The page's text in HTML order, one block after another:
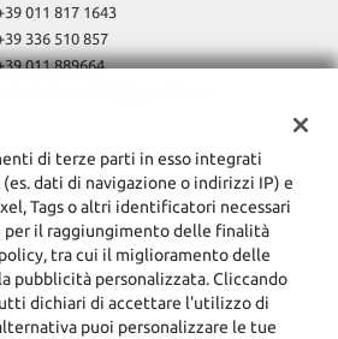
011 817 1643
336 510 857
011 889664
Di Davide Lovero & C
(TO)
di terze parti in esso integrati
dati di navigazione o indirizzi IP) e
Tags o altri identificatori necessari
per il raggiungimento delle finalità
tra cui il miglioramento delle
pubblicità personalizzata. Cliccando
dichiari di accettare l'utilizzo di
puoi personalizzare le tue